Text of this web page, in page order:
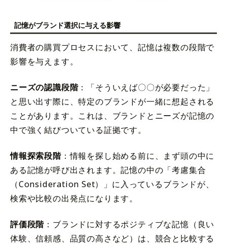
記憶がブランド選択に与える影響
消費者の購買プロセスにおいて、記憶は複数の段階で
影響を与えます。
ニーズの認識段階：「そういえば〇〇が必要だった」
と思い出す際に、特定のブランドが一緒に想起される
ことがあります。これは、ブランドとニーズが記憶の
中で強く結びついている証拠です。
情報探索段階：情報を探し始める前に、まず頭の中に
ある記憶が呼び出されます。記憶の中の「考慮集合
（Consideration Set）」に入っているブランドが、
検索や比較の出発点になります。
評価段階 ：ブランドに対するポジティブな記憶（良い
体験、信頼感、品質の高さなど）は、競合と比較する